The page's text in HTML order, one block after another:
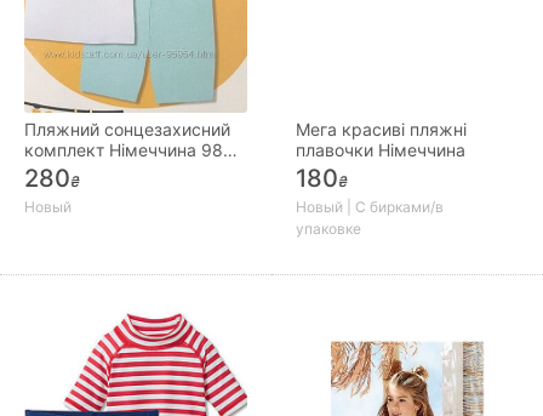
Пляжний сонцезахисний
комплект Німеччина 98
104
280₴
Новый
Мега красиві пляжні
плавочки Німеччина
180₴
Новый | С бирками/в
упаковке